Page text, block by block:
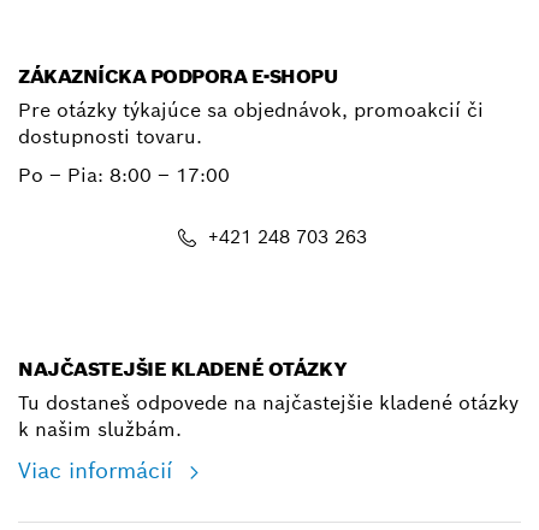
ZÁKAZNÍCKA PODPORA E-SHOPU
Pre otázky týkajúce sa objednávok, promoakcií či
dostupnosti tovaru.
Po – Pia: 8:00 – 17:00
+421 248 703 263
NAJČASTEJŠIE KLADENÉ OTÁZKY
Tu dostaneš odpovede na najčastejšie kladené otázky
k našim službám.
Viac informácií